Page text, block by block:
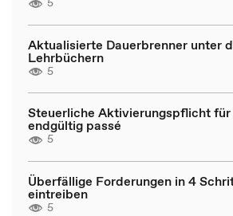
Aktualisierte Dauerbrenner unter
Lehrbüchern
5
Steuerliche Aktivierungspflicht
endgültig passé
5
Überfällige Forderungen in 4
eintreiben
5